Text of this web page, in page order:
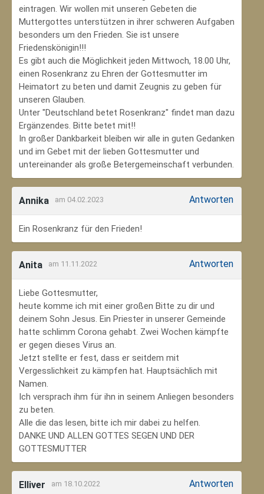
eintragen. Wir wollen mit unseren Gebeten die
Muttergottes unterstützen in ihrer schweren Aufgaben
besonders um den Frieden. Sie ist unsere
Friedenskönigin!!!
Es gibt auch die Möglichkeit jeden Mittwoch, 18.00 Uhr,
einen Rosenkranz zu Ehren der Gottesmutter im
Heimatort zu beten und damit Zeugnis zu geben für
unseren Glauben.
Unter "Deutschland betet Rosenkranz" findet man dazu
Ergänzendes. Bitte betet mit!!
In großer Dankbarkeit bleiben wir alle in guten Gedanken
und im Gebet mit der lieben Gottesmutter und
untereinander als große Betergemeinschaft verbunden.
Annika am 04.02.2023 Antworten
Ein Rosenkranz für den Frieden!
Anita am 11.11.2022 Antworten
Liebe Gottesmutter,
heute komme ich mit einer großen Bitte zu dir und
deinem Sohn Jesus. Ein Priester in unserer Gemeinde
hatte schlimm Corona gehabt. Zwei Wochen kämpfte
er gegen dieses Virus an.
Jetzt stellte er fest, dass er seitdem mit
Vergesslichkeit zu kämpfen hat. Hauptsächlich mit
Namen.
Ich versprach ihm für ihn in seinem Anliegen besonders
zu beten.
Alle die das lesen, bitte ich mir dabei zu helfen.
DANKE UND ALLEN GOTTES SEGEN UND DER
GOTTESMUTTER
Elliver am 18.10.2022 Antworten